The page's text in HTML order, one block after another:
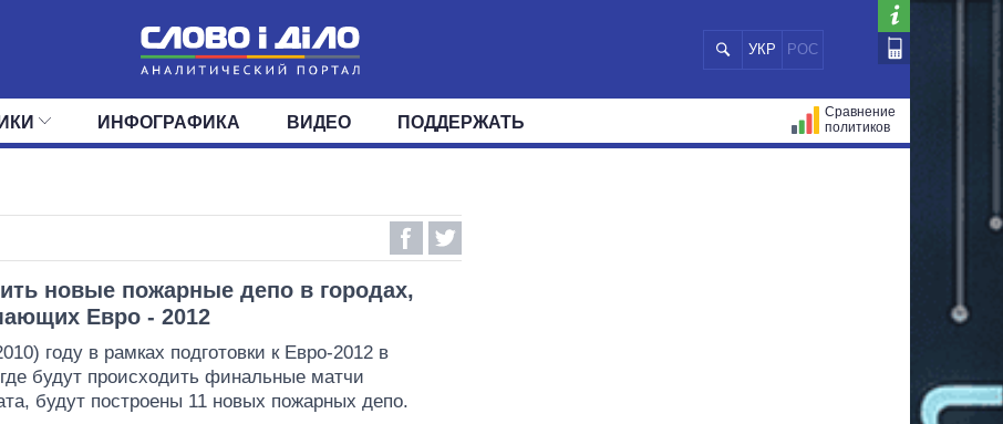
УКР РОС
МИР
ОКРУГА
ИНФОГРАФИКА ВИДЕО ПОДДЕРЖАТЬ
Сравнение
политиков
новые пожарные депо в городах,
Евро - 2012
году в рамках подготовки к Евро-2012 в
будут происходить финальные матчи
будут построены 11 новых пожарных депо.